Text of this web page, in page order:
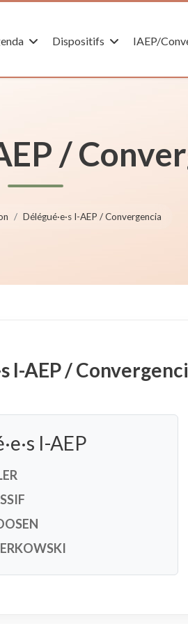
Dispositifs IAEP/
/
Délégué·e·s I-AEP / Convergencia
I-AEP /
I-AEP